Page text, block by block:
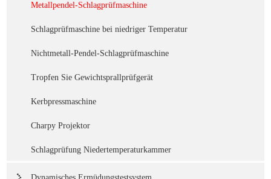
Metallpendel-Schlagprüfmaschine
Schlagprüfmaschine bei niedriger Temperatur
Nichtmetall-Pendel-Schlagprüfmaschine
Tropfen Sie Gewichtsprallprüfgerät
Kerbpressmaschine
Charpy Projektor
Schlagprüfung Niedertemperaturkammer